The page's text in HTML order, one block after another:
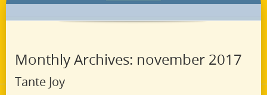
Monthly Archives: november 2017
Tante Joy